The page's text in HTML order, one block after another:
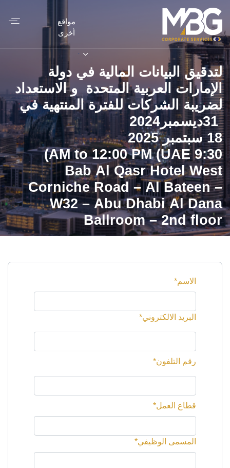
مواقع
أخرى
‬31‭ ‬ديسمبر‭ ‬2024
18 سبتمبر 2025
9:30 AM to 12:00 PM (UAE)
Bab Al Qasr Hotel West
Corniche Road – Al Bateen –
W32 – Abu Dhabi Al Dana
Ballroom – 2nd floor
الاسم*
البريد الالكتروني*
رقم التلفون*
قطاع العمل*
المسمى الوظيفي*